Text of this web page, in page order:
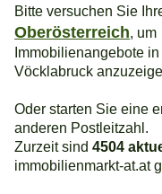
Bitte versuchen Sie
Oberösterreich, um
Immobilienangebote
Vöcklabruck
Oder starten Sie eine
anderen Postleitzahl.
Zurzeit sind4504
immobilienmarkt-at.at